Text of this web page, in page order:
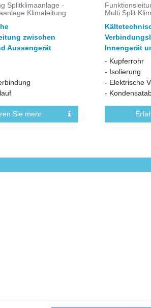
Splitklimaanlage -
Klimaleitung
zwischen
Aussengerät
Sie mehr
Multi Split
Innengerät
- Kupferrohr
- Isolierung
- Elektrische
-